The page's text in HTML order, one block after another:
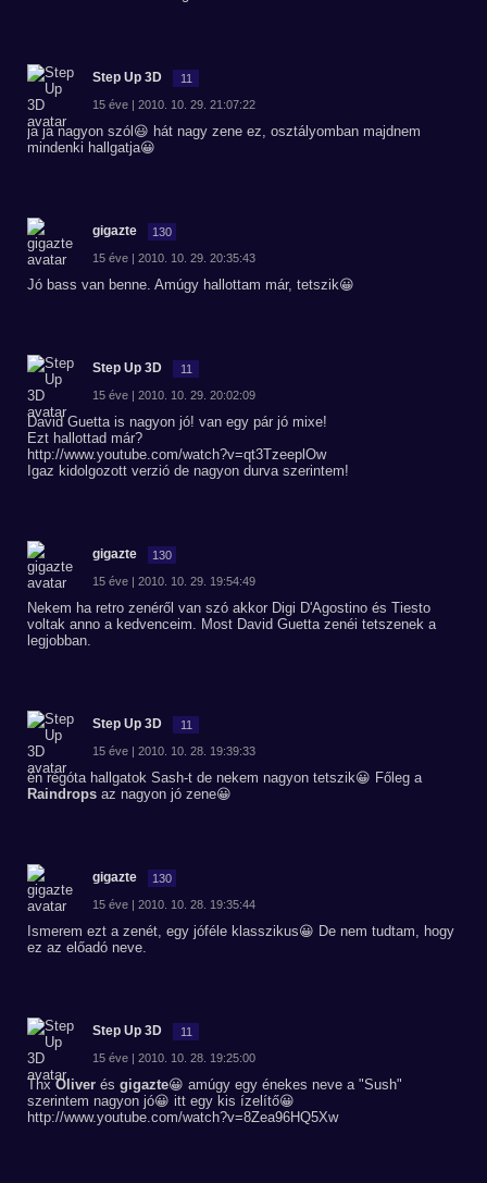
Step Up 3D 11
15 éve | 2010. 10. 29. 21:07:22
ja ja nagyon szól😃 hát nagy zene ez, osztályomban majdnem
mindenki hallgatja😀
gigazte 130
15 éve | 2010. 10. 29. 20:35:43
Jó bass van benne. Amúgy hallottam már, tetszik😀
Step Up 3D 11
15 éve | 2010. 10. 29. 20:02:09
David Guetta is nagyon jó! van egy pár jó mixe!
Ezt hallottad már?
http://www.youtube.com/watch?v=qt3TzeeplOw
Igaz kidolgozott verzió de nagyon durva szerintem!
gigazte 130
15 éve | 2010. 10. 29. 19:54:49
Nekem ha retro zenéről van szó akkor Digi D'Agostino és Tiesto
voltak anno a kedvenceim. Most David Guetta zenéi tetszenek a
legjobban.
Step Up 3D 11
15 éve | 2010. 10. 28. 19:39:33
én régóta hallgatok Sash-t de nekem nagyon tetszik😀 Főleg a
Raindrops az nagyon jó zene😀
gigazte 130
15 éve | 2010. 10. 28. 19:35:44
Ismerem ezt a zenét, egy jóféle klasszikus😀 De nem tudtam, hogy
ez az előadó neve.
Step Up 3D 11
15 éve | 2010. 10. 28. 19:25:00
ThxOliver és gigazte😀 amúgy egy énekes neve a "Sush"
szerintem nagyon jó😀 itt egy kis ízelítő😀
http://www.youtube.com/watch?v=8Zea96HQ5Xw